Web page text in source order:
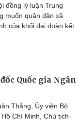
đồng lý luận Trung
muốn quân dân xã
của khối đại đoàn kết
Quốc gia Ngân
Thắng, Ủy viên Bộ
Chí Minh, Chủ tịch